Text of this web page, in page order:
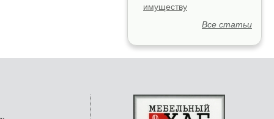
имуществу
Все статьи